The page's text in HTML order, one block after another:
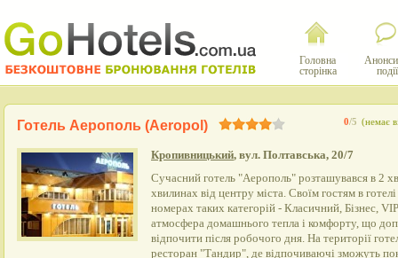
Головна
сторінка
події
0/5 (немає
Готель Аерополь (Aeropol)
Кропивницький, вул. Полтавська, 20/7
Сучасний готель "Аерополь" розташувався в 2
хвилинах від центру міста. Своїм гостям в
номерах таких категорій - Класичний, Бізнес,
атмосфера домашнього тепла і комфорту, що
відпочити після робочого дня. На території
ресторан "Тандир", де відпочиваючі зможуть